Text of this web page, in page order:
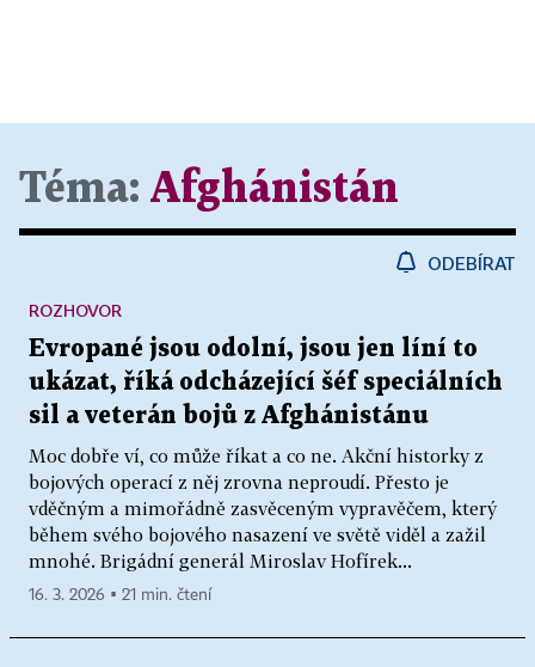
Téma: Afghánistán
ODEBÍRAT
Evropané jsou odolní, jsou jen líní to
ukázat, říká odcházející šéf speciálních
sil a veterán bojů z Afghánistánu
Moc dobře ví, co může říkat a co ne. Akční historky z
bojových operací z něj zrovna neproudí. Přesto je
vděčným a mimořádně zasvěceným vypravěčem, který
během svého bojového nasazení ve světě viděl a zažil
mnohé. Brigádní generál Miroslav Hofírek...
ROZHOVOR
16. 3. 2026 ▪ 21 min. čtení